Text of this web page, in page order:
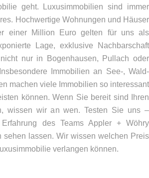
geht. Luxusimmobilien sind immer
Hochwertige Wohnungen und Häuser
einer Million Euro gelten für uns als
Lage, exklusive Nachbarschaft
nur in Bogenhausen, Pullach oder
Immobilien an See-, Wald-
machen viele Immobilien so interessant
können. Wenn Sie bereit sind Ihren
wissen wir an wen. Testen Sie uns –
des Teams Appler + Wöhry
sehen lassen. Wir wissen welchen Preis
verlangen können.